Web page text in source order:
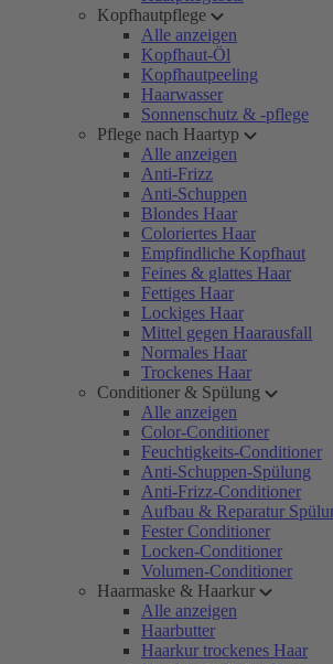
Kopfhautpflege
Alle anzeigen
Kopfhaut-Öl
Kopfhautpeeling
Haarwasser
Sonnenschutz & -pflege
Pflege nach Haartyp
Alle anzeigen
Anti-Frizz
Anti-Schuppen
Blondes Haar
Coloriertes Haar
Empfindliche Kopfhaut
Feines & glattes Haar
Fettiges Haar
Lockiges Haar
Mittel gegen Haarausfall
Normales Haar
Trockenes Haar
Conditioner & Spülung
Alle anzeigen
Color-Conditioner
Feuchtigkeits-Conditioner
Anti-Schuppen-Spülung
Anti-Frizz-Conditioner
Aufbau & Reparatur
Fester Conditioner
Locken-Conditioner
Volumen-Conditioner
Haarmaske & Haarkur
Alle anzeigen
Haarbutter
Haarkur trockenes Haar